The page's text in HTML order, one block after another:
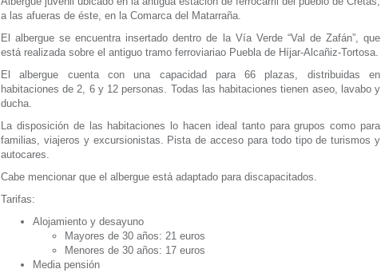
a las afueras de éste, en la Comarca del Matarraña.
El albergue se encuentra insertado dentro de la Vía Verde “Val de Zafán”, que
está realizada sobre el antiguo tramo ferroviariao Puebla de Híjar-Alcañiz-Tortosa.
El albergue cuenta con una capacidad para 66 plazas, distribuidas en
habitaciones de 2, 6 y 12 personas. Todas las habitaciones tienen aseo, lavabo y
ducha.
La disposición de las habitaciones lo hacen ideal tanto para grupos como para
familias, viajeros y excursionistas. Pista de acceso para todo tipo de turismos y
autocares.
Cabe mencionar que el albergue está adaptado para discapacitados.
Tarifas:
Alojamiento y desayuno
Mayores de 30 años: 21 euros
Menores de 30 años: 17 euros
Media pensión